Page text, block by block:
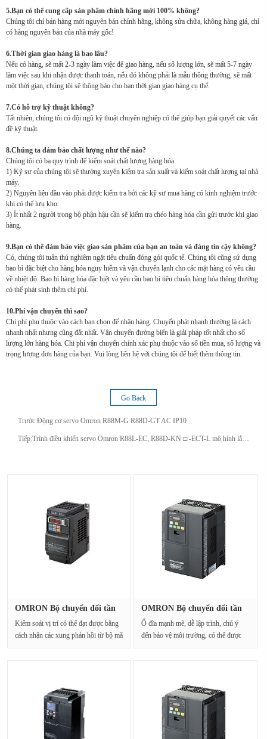
5.Bạn có thể cung cấp sản phẩm chính hãng mới 100% không?
Chúng tôi chỉ bán hàng mới nguyên bản chính hãng, không sửa chữa, không hàng giả, chỉ
có hàng nguyên bản của nhà máy gốc!
6.Thời gian giao hàng là bao lâu?
Nếu có hàng, sẽ mất 2-3 ngày làm việc để giao hàng, nếu số lượng lớn, sẽ mất 5-7 ngày
làm việc sau khi nhận được thanh toán, nếu đó không phải là mẫu thông thường, sẽ mất
một thời gian, chúng tôi sẽ thông báo cho bạn thời gian giao hàng cụ thể.
7.Có hỗ trợ kỹ thuật không?
Tất nhiên, chúng tôi có đội ngũ kỹ thuật chuyên nghiệp có thể giúp bạn giải quyết các vấn
đề kỹ thuật.
8.Chúng ta đảm bảo chất lượng như thế nào?
Chúng tôi có ba quy trình để kiểm soát chất lượng hàng hóa.
1) Kỹ sư của chúng tôi sẽ thường xuyên kiểm tra sản xuất và kiểm soát chất lượng tại nhà
máy.
2) Nguyên liệu đầu vào phải được kiểm tra bởi các kỹ sư mua hàng có kinh nghiệm trước
khi có thể lưu kho.
3) Ít nhất 2 người trong bộ phận hậu cần sẽ kiểm tra chéo hàng hóa cần gửi trước khi giao
hàng.
9.Bạn có thể đảm bảo việc giao sản phẩm của bạn an toàn và đáng tin cậy không?
Có, chúng tôi tuân thủ nghiêm ngặt tiêu chuẩn đóng gói quốc tế. Chúng tôi cũng sử dụng
bao bì đặc biệt cho hàng hóa nguy hiểm và vận chuyển lạnh cho các mặt hàng có yêu cầu
về nhiệt độ. Bao bì hàng hóa đặc biệt và yêu cầu bao bì tiêu chuẩn hàng hóa thông thường
có thể phát sinh thêm chi phí.
10.Phí vận chuyển thì sao?
Chi phí phụ thuộc vào cách bạn chọn để nhận hàng. Chuyển phát nhanh thường là cách
nhanh nhất nhưng cũng đắt nhất. Vận chuyển đường biển là giải pháp tốt nhất cho số
lượng lớn hàng hóa. Chi phí vận chuyển chính xác phụ thuộc vào số tiền mua, số lượng và
trọng lượng đơn hàng của bạn. Vui lòng liên hệ với chúng tôi để biết thêm thông tin.
Go Back
Trước:Động cơ servo Omron R88M-G R88D-GT AC IP10
Tiếp:Trình điều khiển servo Omron R88L-EC, R88D-KN □ -ECT-L mô hình lắp đặt bên trong
OMRON Bộ chuyển đổi tần
Kiểm soát vị trí có thể đạt được bằng
cách nhận các xung phản hồi từ bộ mã
OMRON Bộ chuyển đổi tần
số 3G3···
Ổ đĩa mạnh mẽ, dễ lập trình, chú ý
đến bảo vệ môi trường, có thể được